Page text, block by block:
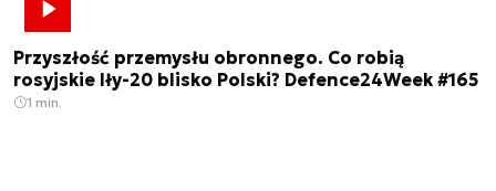
Przyszłość przemysłu obronnego. Co robią
rosyjskie Iły-20 blisko Polski? Defence24Week #165
1 min.